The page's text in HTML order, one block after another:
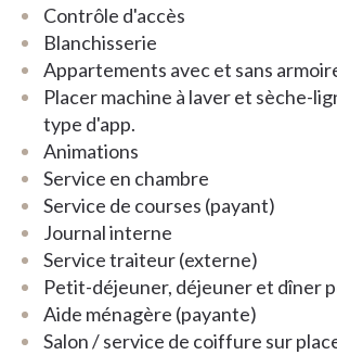
Contrôle d'accès
Blanchisserie
Appartements avec et sans
Placer machine à laver et sèche-
type d'app.
Animations
Service en chambre
Service de courses (payant)
Journal interne
Service traiteur (externe)
Petit-déjeuner, déjeuner et dîner
Aide ménagère (payante)
Salon / service de coiffure sur